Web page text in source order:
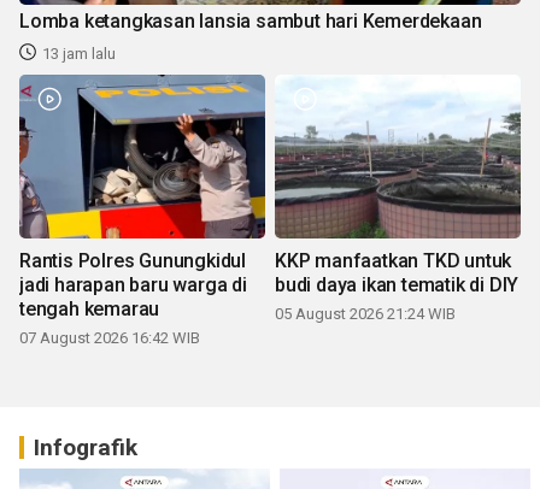
Lomba ketangkasan lansia sambut hari Kemerdekaan
13 jam lalu
Rantis Polres Gunungkidul
jadi harapan baru warga di
tengah kemarau
07 August 2026 16:42 WIB
KKP manfaatkan TKD untuk
budi daya ikan tematik di DIY
05 August 2026 21:24 WIB
Infografik